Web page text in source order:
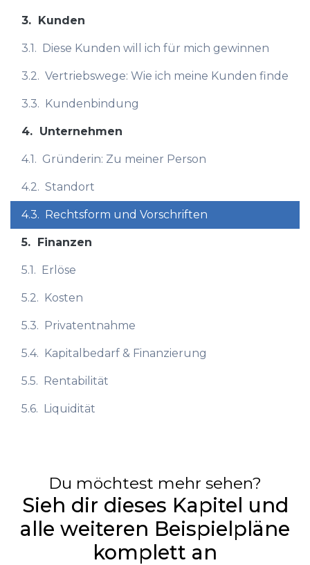
3. Kunden
3.1. Diese Kunden will ich für mich gewinnen
3.2. Vertriebswege: Wie ich meine Kunden finde
3.3. Kundenbindung
4. Unternehmen
4.1. Gründerin: Zu meiner Person
4.2. Standort
4.3. Rechtsform und Vorschriften
5. Finanzen
5.1. Erlöse
5.2. Kosten
5.3. Privatentnahme
5.4. Kapitalbedarf & Finanzierung
5.5. Rentabilität
5.6. Liquidität
Du möchtest mehr sehen?
Sieh dir dieses Kapitel und
alle weiteren Beispielpläne
komplett an